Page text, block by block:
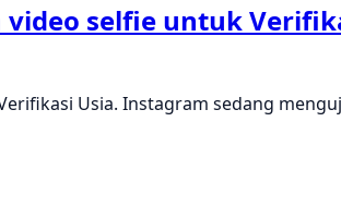
selfie untuk
Usia. Instagram sedang